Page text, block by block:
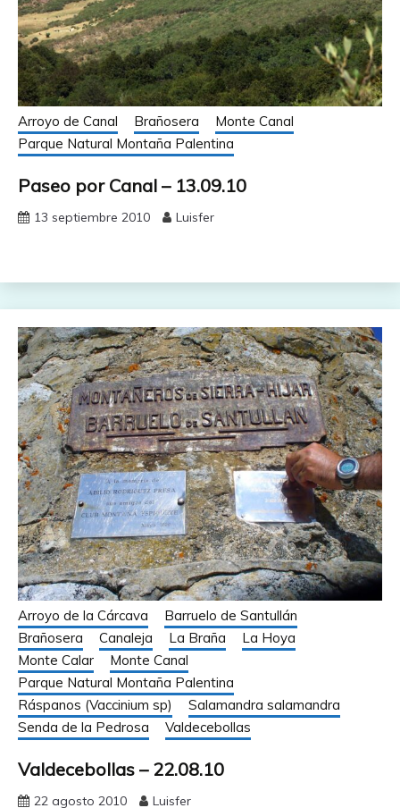
Arroyo de Canal Brañosera
Monte Canal
Parque Natural Montaña Palentina
Paseo por Canal – 13.09.10
13 septiembre 2010 Luisfer
Arroyo de la Cárcava
Barruelo de Santullán
Brañosera
Canaleja La Braña
La Hoya
Monte Calar
Monte Canal
Parque Natural Montaña Palentina
Ráspanos (Vaccinium sp)
Salamandra salamandra
Senda de la Pedrosa
Valdecebollas
Valdecebollas – 22.08.10
22 agosto 2010 Luisfer